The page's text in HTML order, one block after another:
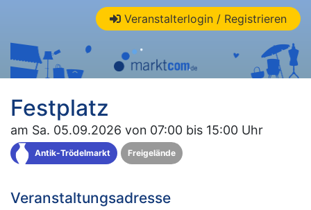
Veranstalterlogin / Registrieren
Festplatz
am Sa. 05.09.2026 von 07:00 bis 15:00 Uhr
Antik-Trödelmarkt Freigelände
Veranstaltungsadresse